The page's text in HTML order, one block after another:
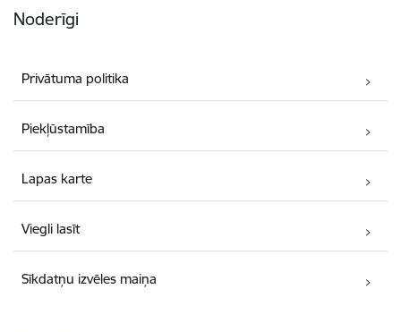
Noderīgi
Privātuma politika
Piekļūstamība
Lapas karte
Viegli lasīt
Sīkdatņu izvēles maiņa